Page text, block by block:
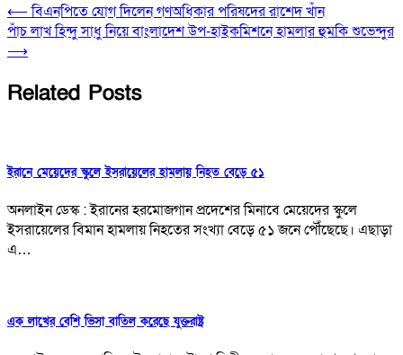
⟵ বিএনপিতে যোগ দিলেন গণঅধিকার পরিষদের রাশেদ খাঁন
পাঁচ লাখ হিন্দু সাধু নিয়ে বাংলাদেশ উপ-হাইকমিশনে হামলার হুমকি শুভেন্দুর
⟶
Related Posts
ইরানে মেয়েদের স্কুলে ইসরায়েলের হামলায় নিহত বেড়ে ৫১
অনলাইন ডেস্ক : ইরানের হরমোজগান প্রদেশের মিনাবে মেয়েদের স্কুলে
ইসরায়েলের বিমান হামলায় নিহতের সংখ্যা বেড়ে ৫১ জনে পৌঁছেছে। এছাড়া
এ…
এক লাখের বেশি ভিসা বাতিল করেছে যুক্তরাষ্ট্র